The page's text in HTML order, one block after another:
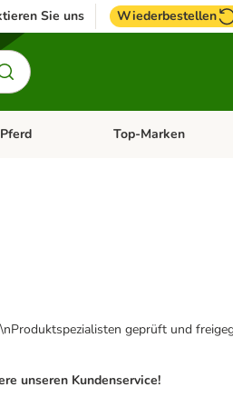
Sie uns Wiederbestellen
Fisch Menü öffnen: Vogel
Pferd Kategorie-Menü öffnen:
Top-Marken
geprüft und
unseren Kundenservice!